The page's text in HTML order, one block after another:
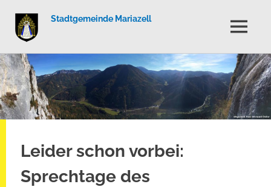
Zum
Inhalt
springen
Stadtgemeinde Mariazell
MENÜ
Leider schon vorbei:
Sprechtage des